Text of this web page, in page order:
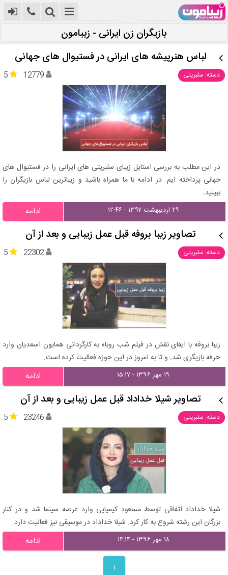
بازیگران زن ایرانی - زیبامون
لباس هنرپیشه‌ های ایرانی در فستیوال‌ های جهانی
دسته: سلبریتی 5 12779
در این مطلب به بررسی استایل زیبای سلبریتی های ایرانی را در فستیوال های
جهانی پرداخته ایم. در ادامه با ما همراه باشید و زیباترین لباس بازیگران را
ببینید.
۲۹ اردیبهشت ۱۳۹۷ - ۱۲:۴۶ ادامه
تصاویر زیبا بروفه قبل عمل زیبایی و بعد از آن
دسته: سلبریتی 5 22302
زیبا بروفه با ایفای نقش در فیلم شب روباه به کارگردانی همایون اسعدیان وارد
حرفه بازیگری شد. و تا به امروز در این حوزه فعالیت کرده است.
۱۹ مهر ۱۳۹۶ - ۱۵:۱۷ ادامه
تصاویر شیلا خداداد قبل عمل زیبایی و بعد از آن
دسته: سلبریتی 5 23246
شیلا خداداد اتفاقی توسط مسعود کیمیایی وارد عرصه سینما شد و در کنار
بزرگان این رشته شروع به کار کرد. شیلا خداداد در موسیقی نیز فعالیت دارد.
۱۸ مهر ۱۳۹۶ - ۱۴:۱۴ ادامه
۱